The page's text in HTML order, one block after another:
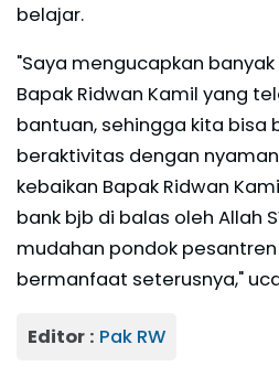
belajar.
"Saya mengucapkan
Bapak Ridwan Kamil yang
bantuan, sehingga kita bisa
beraktivitas dengan
kebaikan Bapak Ridwan
bank bjb di balas oleh Allah
mudahan pondok
bermanfaat seterusnya,"
Editor : Pak RW